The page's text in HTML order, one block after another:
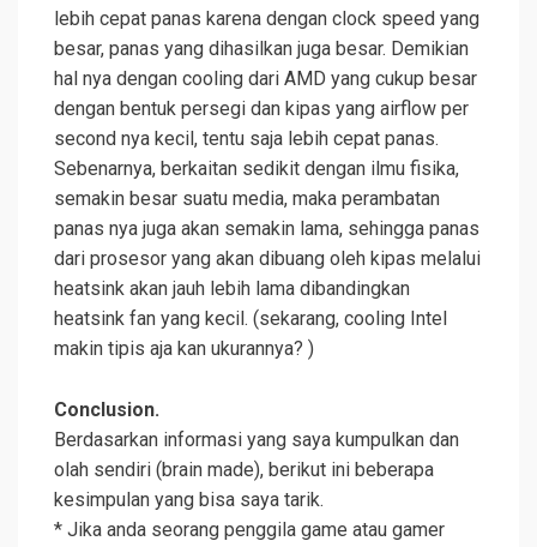
lebih cepat panas karena dengan clock speed yang
besar, panas yang dihasilkan juga besar. Demikian
hal nya dengan cooling dari AMD yang cukup besar
dengan bentuk persegi dan kipas yang airflow per
second nya kecil, tentu saja lebih cepat panas.
Sebenarnya, berkaitan sedikit dengan ilmu fisika,
semakin besar suatu media, maka perambatan
panas nya juga akan semakin lama, sehingga panas
dari prosesor yang akan dibuang oleh kipas melalui
heatsink akan jauh lebih lama dibandingkan
heatsink fan yang kecil. (sekarang, cooling Intel
makin tipis aja kan ukurannya? )
Conclusion.
Berdasarkan informasi yang saya kumpulkan dan
olah sendiri (brain made), berikut ini beberapa
kesimpulan yang bisa saya tarik.
* Jika anda seorang penggila game atau gamer